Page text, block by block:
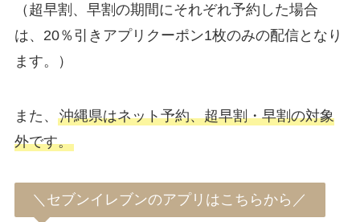
（超早割、早割の期間にそれぞれ予約した場合
は、20％引きアプリクーポン1枚のみの配信となり
ます。）
また、 沖縄県はネット予約、超早割・早割の対象
外です。
＼セブンイレブンのアプリはこちらから／